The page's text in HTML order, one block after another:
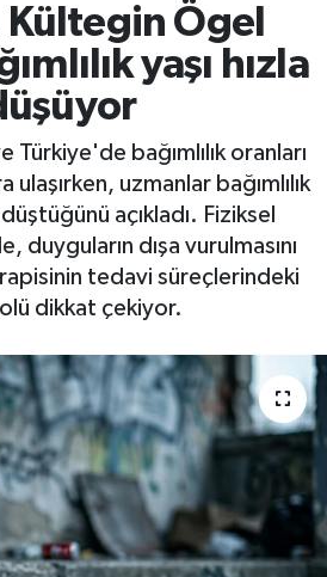
Kültegin Ögel
yaşı hızla
Türkiye'de bağımlılık oranları
uzmanlar bağımlılık
açıkladı. Fiziksel
duyguların dışa vurulmasını
tedavi süreçlerindeki
dikkat çekiyor.